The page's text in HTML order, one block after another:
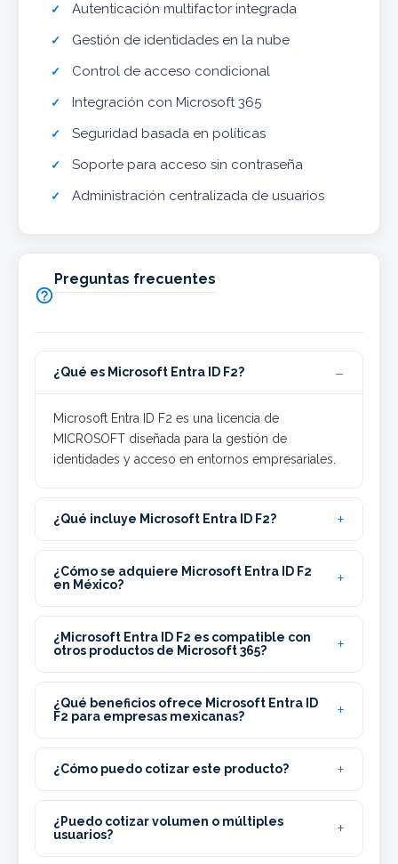
Autenticación multifactor integrada
Gestión de identidades en la nube
Control de acceso condicional
Integración con Microsoft 365
Seguridad basada en políticas
Soporte para acceso sin contraseña
Administración centralizada de usuarios

Preguntas frecuentes
¿Qué es Microsoft Entra ID F2?
Microsoft Entra ID F2 es una licencia de
MICROSOFT diseñada para la gestión de
identidades y acceso en entornos empresariales.
¿Qué incluye Microsoft Entra ID F2?
¿Cómo se adquiere Microsoft Entra ID F2
en México?
¿Microsoft Entra ID F2 es compatible con
otros productos de Microsoft 365?
¿Qué beneficios ofrece Microsoft Entra ID
F2 para empresas mexicanas?
¿Cómo puedo cotizar este producto?
¿Puedo cotizar volumen o múltiples
usuarios?